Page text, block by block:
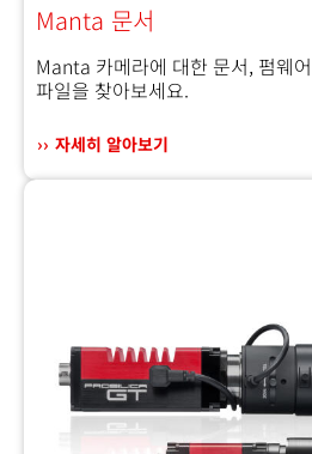
Manta 문서
Manta 카메라에 대한 문서, 펌웨
파일을 찾아보세요.
자세히 알아보기